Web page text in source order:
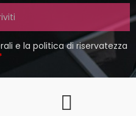
e la politica di riservatezza